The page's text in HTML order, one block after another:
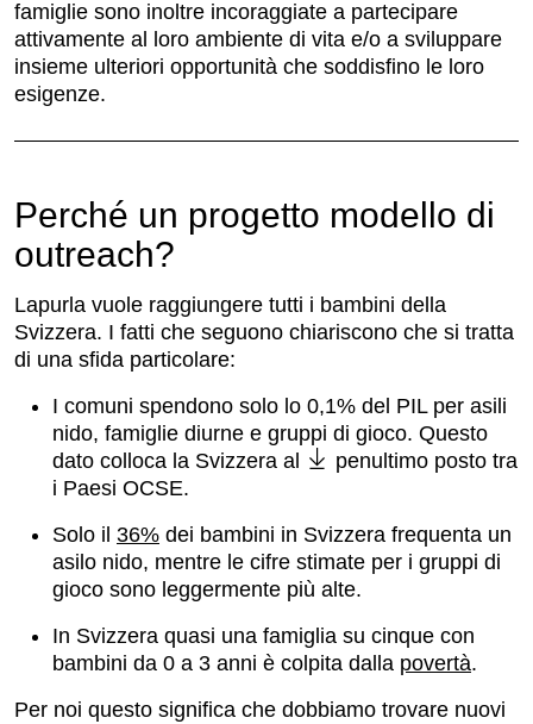
famiglie sono inoltre incoraggiate a partecipare
attivamente al loro ambiente di vita e/o a sviluppare
insieme ulteriori opportunità che soddisfino le loro
esigenze.
Perché un progetto modello di
outreach?
Lapurla vuole raggiungere tutti i bambini della
Svizzera. I fatti che seguono chiariscono che si tratta
di una sfida particolare:
I comuni spendono solo lo 0,1% del PIL per asili
nido, famiglie diurne e gruppi di gioco. Questo
dato colloca la Svizzera al
penultimo posto tra
i Paesi OCSE.
Solo il 36% dei bambini in Svizzera frequenta un
asilo nido, mentre le cifre stimate per i gruppi di
gioco sono leggermente più alte.
In Svizzera quasi una famiglia su cinque con
bambini da 0 a 3 anni è colpita dalla povertà.
Per noi questo significa che dobbiamo trovare nuovi